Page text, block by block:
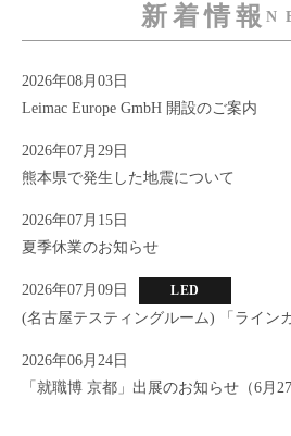
新着情報
2026年08月03日
Leimac Europe GmbH 開設のご案内
2026年07月29日
熊本県で発生した地震について
2026年07月15日
夏季休業のお知らせ
2026年07月09日 LED
(名古屋テスティングルーム) 「ライン
2026年06月24日
「就職博 京都」出展のお知らせ（6月27